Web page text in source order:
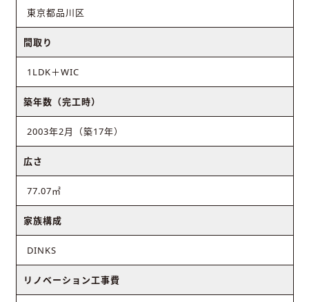
東京都品川区
間取り
1LDK＋WIC
築年数（完工時）
2003年2月（築17年）
広さ
77.07㎡
家族構成
DINKS
リノベーション工事費